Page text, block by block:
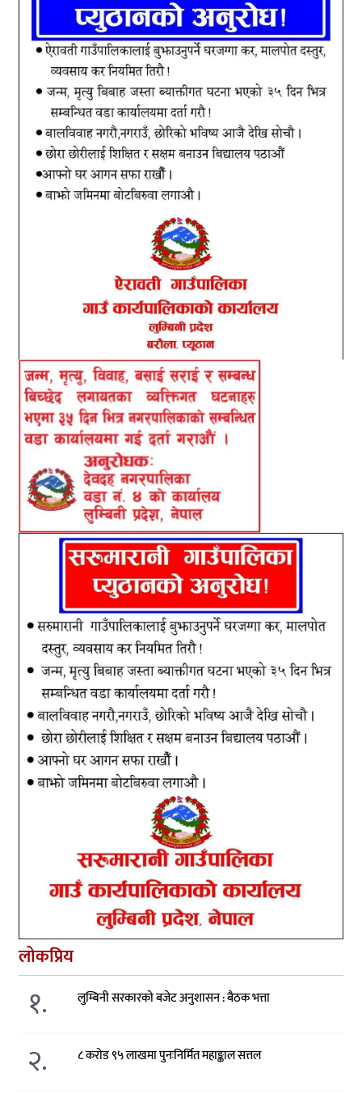
लोकप्रिय
१. लुम्बिनी सरकारको बजेट अनुशासन : बैठक भत्ता
२. ८ करोड ९५ लाखमा पुनःनिर्मित महाङ्काल सत्तल